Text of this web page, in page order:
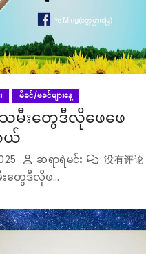
မိခင်/ဖခင်များနေ့
မီးတွေဒီလိုဖေဖေ
ယ်
ဆရာရဲမင်း 没有评论
တွေဒီလိုဖ…